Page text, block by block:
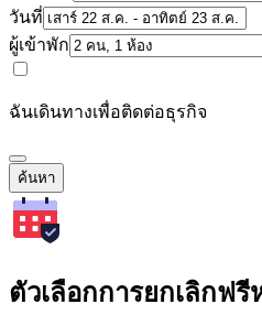
วันที่
ผู้เข้าพัก
ฉันเดินทางเพื่อติดต่อธุรกิจ
ค้นหา
ตัวเลือกการยกเลิกฟ